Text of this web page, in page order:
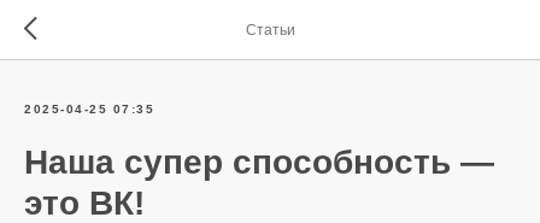
Статьи
2025-04-25 07:35
Наша супер способность —
это ВК!